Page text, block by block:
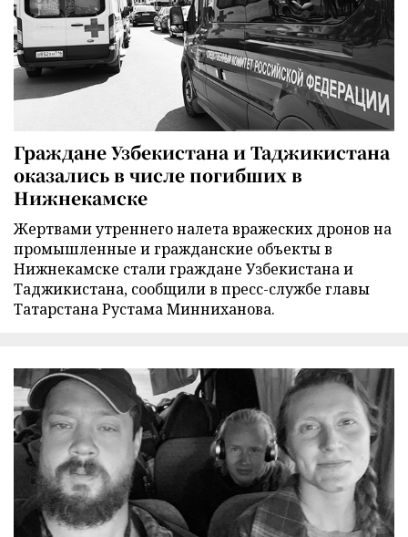
Граждане Узбекистана и Таджикистана
оказались в числе погибших в
Нижнекамске
Жертвами утреннего налета вражеских дронов на
промышленные и гражданские объекты в
Нижнекамске стали граждане Узбекистана и
Таджикистана, сообщили в пресс-службе главы
Татарстана Рустама Минниханова.